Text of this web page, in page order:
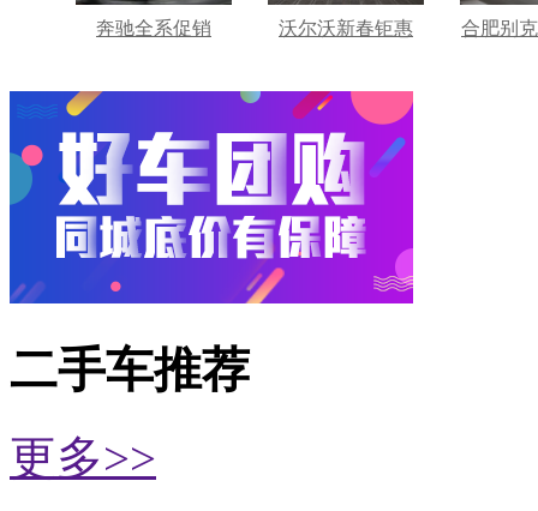
奔驰全系促销 沃尔沃新春钜惠 合肥别
二手车推荐
更多>>